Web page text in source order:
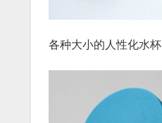
各种大小的人性化水杯